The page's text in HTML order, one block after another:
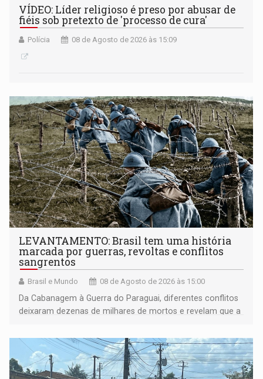
VÍDEO: Líder religioso é preso por abusar de
fiéis sob pretexto de 'processo de cura'
Polícia 08 de Agosto de 2026 às 15:09
LEVANTAMENTO: Brasil tem uma história
marcada por guerras, revoltas e conflitos
sangrentos
Brasil e Mundo 08 de Agosto de 2026 às 15:00
Da Cabanagem à Guerra do Paraguai, diferentes conflitos
deixaram dezenas de milhares de mortos e revelam que a
territoriais e sociais